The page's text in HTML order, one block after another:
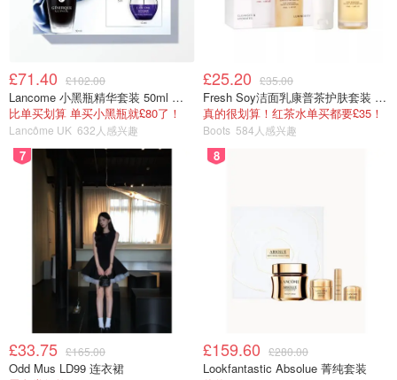
£71.40 £102.00
Lancome 小黑瓶精华套装 50ml 价值£162
比单买划算 单买小黑瓶就£80了！
Lancôme UK 632人感兴趣
£25.20 £35.00
Fresh Soy洁面乳康普茶护肤套装 100ml
真的很划算！红茶水单买都要£35！
Boots 584人感兴趣
7
£33.75 £165.00
Odd Mus LD99 连衣裙
8
£159.60 £280.00
Lookfantastic Absolue 菁纯套装